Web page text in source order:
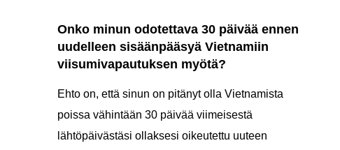
Onko minun odotettava 30 päivää ennen
uudelleen sisäänpääsyä Vietnamiin
viisumivapautuksen myötä?
Ehto on, että sinun on pitänyt olla Vietnamista
poissa vähintään 30 päivää viimeisestä
lähtöpäivästäsi ollaksesi oikeutettu uuteen